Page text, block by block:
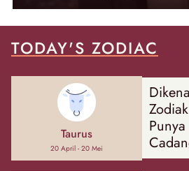
TODAY'S ZODIAC
Taurus
20 April - 20 Mei
Hal